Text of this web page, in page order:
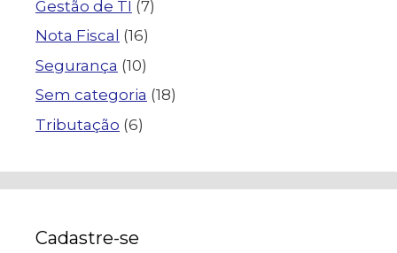
Gestão de TI (7)
Nota Fiscal (16)
Segurança (10)
Sem categoria (18)
Tributação (6)
Cadastre-se